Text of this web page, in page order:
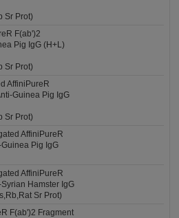
Sr Prot)
F(ab')2
Pig IgG (H+L)
Sr Prot)
AffiniPureR
Guinea Pig IgG
Sr Prot)
AffiniPureR
Pig IgG
AffiniPureR
Hamster IgG
Sr Prot)
F(ab')2 Fragment